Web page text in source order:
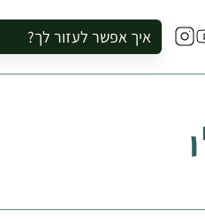
איך אפשר לעזור לך?
להזמין סיור לקבוצה
לתאם ביקור בצריף